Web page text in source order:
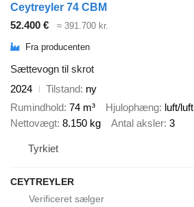
Ceytreyler 74 CBM
52.400 €
≈ 391.700 kr.
Fra producenten
Sættevogn til skrot
2024
Tilstand ny
Rumindhold 74 m³ Hjulophæng luft/luft
Nettovægt 8.150 kg Antal aksler 3
Tyrkiet
CEYTREYLER